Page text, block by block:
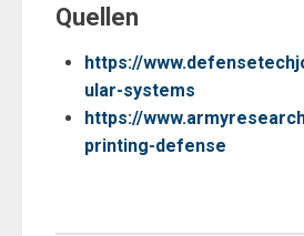
Quellen
https://
ular-systems
https://
printing-defense